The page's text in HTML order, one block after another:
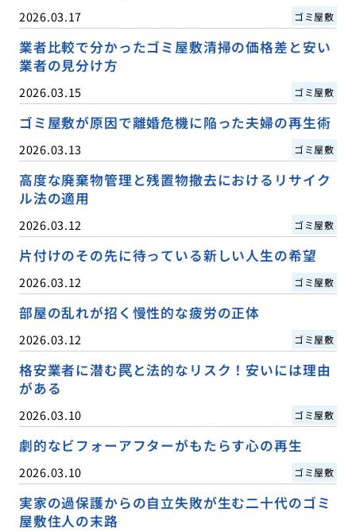
2026.03.17 ゴミ屋敷
業者比較で分かったゴミ屋敷清掃の価格差と安い
業者の見分け方
2026.03.15 ゴミ屋敷
ゴミ屋敷が原因で離婚危機に陥った夫婦の再生術
2026.03.13 ゴミ屋敷
高度な廃棄物管理と残置物撤去におけるリサイク
ル法の適用
2026.03.12 ゴミ屋敷
片付けのその先に待っている新しい人生の希望
2026.03.12 ゴミ屋敷
部屋の乱れが招く慢性的な疲労の正体
2026.03.12 ゴミ屋敷
格安業者に潜む罠と法的なリスク！安いには理由
がある
2026.03.10 ゴミ屋敷
劇的なビフォーアフターがもたらす心の再生
2026.03.10 ゴミ屋敷
実家の過保護からの自立失敗が生む二十代のゴミ
屋敷住人の末路